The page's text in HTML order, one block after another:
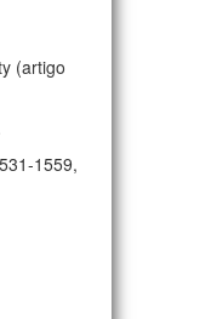
(artigo
1559,